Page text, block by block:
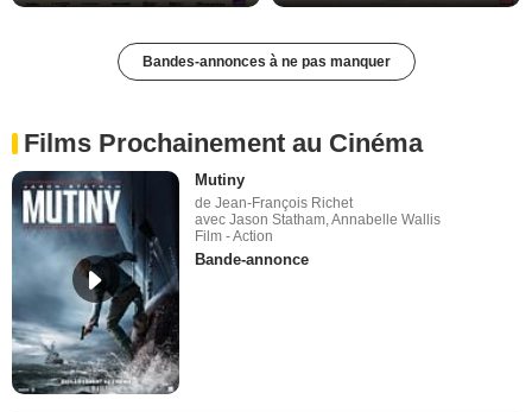
Bandes-annonces à ne pas manquer
Films Prochainement au Cinéma
Mutiny
de Jean-François Richet
avec Jason Statham, Annabelle Wallis
Film - Action
Bande-annonce